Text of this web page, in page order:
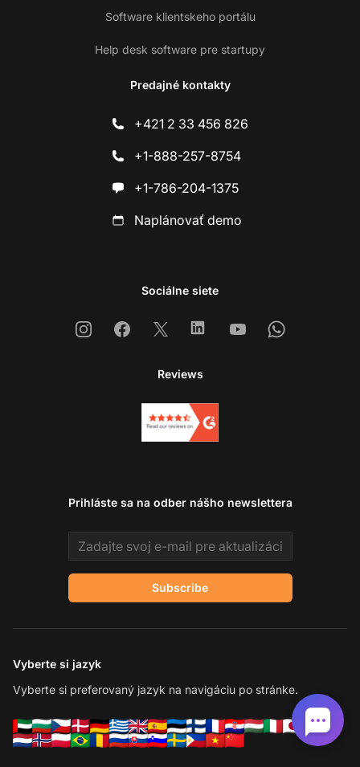
Software klientskeho portálu
Help desk software pre startupy
Predajné kontakty
+421 2 33 456 826
+1-888-257-8754
+1-786-204-1375
Naplánovať demo
Sociálne siete
InstagramFacebook
X LinkedinYoutubeWhatsapp
Reviews
Prihláste sa na odber nášho newslettera
Email address
Subscribe
Vyberte si jazyk
Vyberte si preferovaný jazyk na navigáciu po stránke.